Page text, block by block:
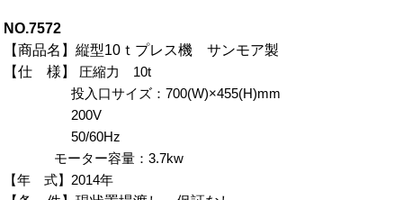
NO.7572
【商品名】縦型10ｔプレス機 サンモア製
【仕 様】 圧縮力 10t
投入口サイズ：700(W)×455(H)mm
200V
50/60Hz
モーター容量：3.7kw
【年 式】2014年